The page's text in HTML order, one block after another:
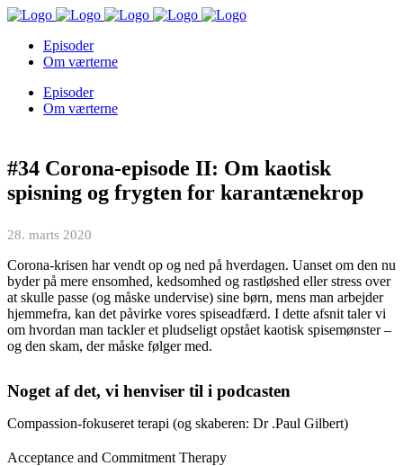
Episoder
Om værterne
Episoder
Om værterne
#34 Corona-episode II: Om kaotisk
spisning og frygten for karantænekrop
28. marts 2020
Corona-krisen har vendt op og ned på hverdagen. Uanset om den nu
byder på mere ensomhed, kedsomhed og rastløshed eller stress over
at skulle passe (og måske undervise) sine børn, mens man arbejder
hjemmefra, kan det påvirke vores spiseadfærd. I dette afsnit taler vi
om hvordan man tackler et pludseligt opstået kaotisk spisemønster –
og den skam, der måske følger med.
Noget af det, vi henviser til i podcasten
Compassion-fokuseret terapi (og skaberen: Dr .Paul Gilbert)
Acceptance and Commitment Therapy